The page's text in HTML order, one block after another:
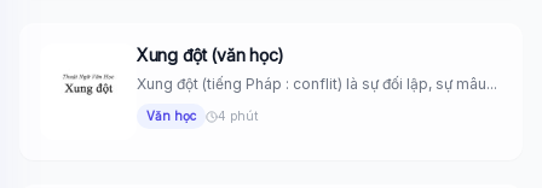
Xung đột (văn học)
Xung đột (tiếng Pháp : conflit) là sự đối lập, sự mâu...
Văn học 4 phút